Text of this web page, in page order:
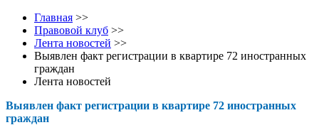
Главная >>
Правовой клуб >>
Лента новостей >>
Выявлен факт регистрации в квартире 72 иностранных
граждан
Лента новостей
Выявлен факт регистрации в квартире 72 иностранных
граждан